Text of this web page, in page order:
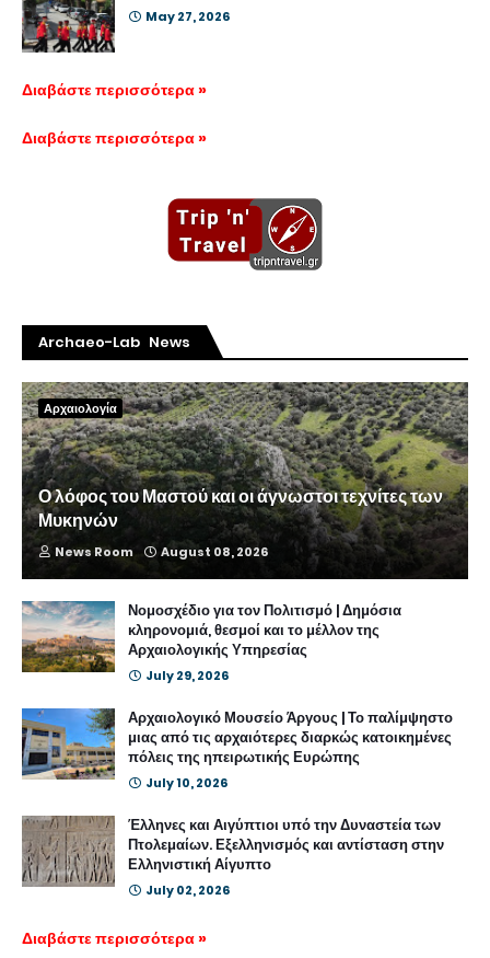
May 27, 2026
Διαβάστε περισσότερα »
Διαβάστε περισσότερα »
Archaeo-Lab News
Αρχαιολογία
Ο λόφος του Μαστού και οι άγνωστοι τεχνίτες των
Μυκηνών
News Room August 08, 2026
Νομοσχέδιο για τον Πολιτισμό | Δημόσια
κληρονομιά, θεσμοί και το μέλλον της
Αρχαιολογικής Υπηρεσίας
July 29, 2026
Αρχαιολογικό Μουσείο Άργους | Το παλίμψηστο
μιας από τις αρχαιότερες διαρκώς κατοικημένες
πόλεις της ηπειρωτικής Ευρώπης
July 10, 2026
Έλληνες και Αιγύπτιοι υπό την Δυναστεία των
Πτολεμαίων. Εξελληνισμός και αντίσταση στην
Ελληνιστική Αίγυπτο
July 02, 2026
Διαβάστε περισσότερα »